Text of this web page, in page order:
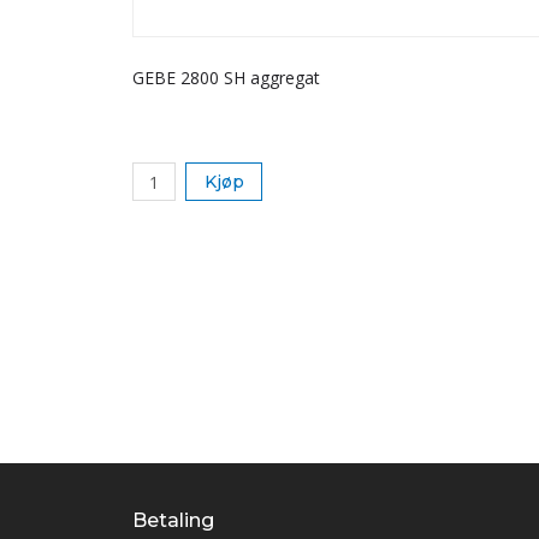
GEBE 2800 SH aggregat
Kjøp
Betaling